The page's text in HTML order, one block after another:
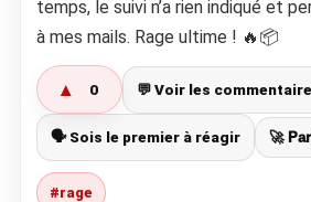
temps, le suivi n’a rien indiqué et
à mes mails. Rage ultime ! 🔥📦
▲ 0 💬 Voir les
🗣️ Sois le premier à réagir 🚀
#rage